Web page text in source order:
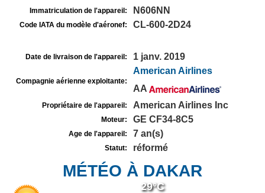
Immatriculation de l'appareil: N606NN
Code IATA du modèle d'aéronef: CL-600-2D24
Date de livraison de l'appareil: 1 janv. 2019
Compagnie aérienne exploitante:
American Airlines
AA
Propriétaire de l'appareil: American Airlines Inc
Moteur: GE CF34-8C5
Age de l'appareil: 7 an(s)
Statut: réformé
MÉTÉO À DAKAR
29°C